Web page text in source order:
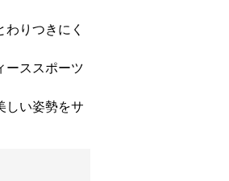
りつきにく
ーススポーツ
しい姿勢をサ